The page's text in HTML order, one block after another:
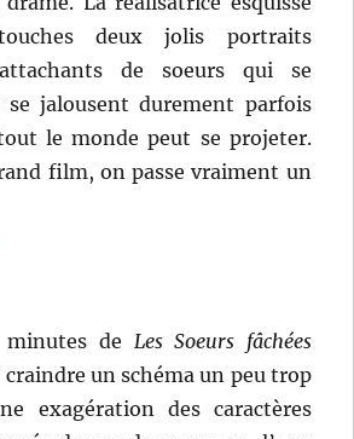
deux jolis portraits
de soeurs qui se
jalousent durement parfois
le monde peut se projeter.
film, on passe vraiment un
minutes de Les Soeurs fâchées
un schéma un peu trop
exagération des caractères